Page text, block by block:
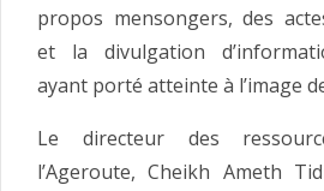
propos mensongers, des
et la divulgation
ayant porté atteinte à l’image
Le directeur des
l’Ageroute, Cheikh Ameth